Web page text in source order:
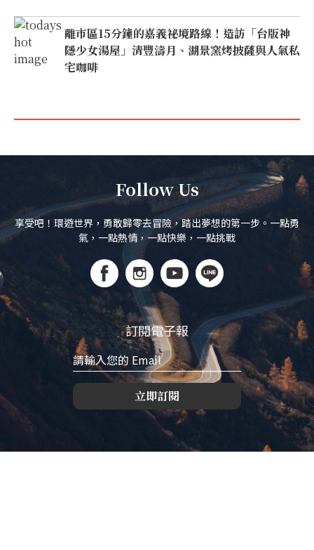
離市區15分鐘的嘉義祕境路線！造訪「台版神
隱少女湯屋」清豐濤月、湖景窯烤披薩與人氣私
宅咖啡
Follow Us
享受吧！環遊世界，勇敢歸零去冒險，踏出夢想的第一步。一點勇
氣，一點熱情，一點快樂，一點挑戰
訂閱電子報
立即訂閱